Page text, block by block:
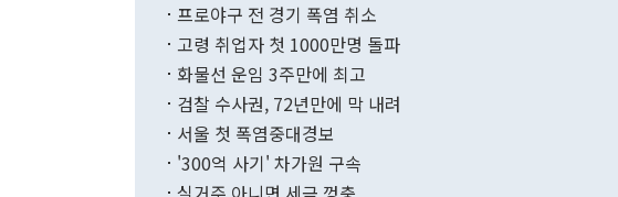
무너졌다고도 했다. 또 "현 시
함께 4자 대화의 동력을 확보
며 월간 기준 처음으로 1000
196.9% 급증했고 컴퓨터·주
수출은 160.4% 늘었으며 비
프로야구 전 경기 폭염 취소
고령 취업자 첫 1000만명 돌파
화물선 운임 3주만에 최고
검찰 수사권, 72년만에 막 내려
서울 첫 폭염중대경보
'300억 사기' 차가원 구속